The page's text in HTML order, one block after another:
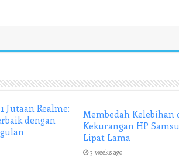
Jutaan Realme:
dengan
Membedah Kelebihan
Kekurangan HP
Lipat Lama
3 weeks ago